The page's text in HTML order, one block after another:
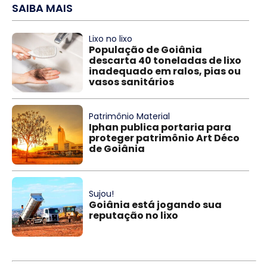
SAIBA MAIS
Lixo no lixo
População de Goiânia
descarta 40 toneladas de lixo
inadequado em ralos, pias ou
vasos sanitários
Patrimônio Material
Iphan publica portaria para
proteger patrimônio Art Déco
de Goiânia
Sujou!
Goiânia está jogando sua
reputação no lixo